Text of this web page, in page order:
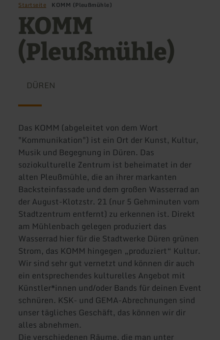
Startseite KOMM (Pleußmühle)
KOMM
(Pleußmühle)
DÜREN
Das KOMM (abgeleitet von dem Wort
"Kommunikation") ist ein Ort der Kunst, Kultur,
Musik und Begegnung in Düren. Das
soziokulturelle Zentrum ist beheimatet in der
alten Pleußmühle, die an ihrer markanten
Backsteinfassade und dem großen Wasserrad an
der August-Klotzstr. 21 (nur 5 Gehminuten vom
Stadtzentrum entfernt) zu erkennen ist. Direkt
am Mühlenbach gelegen produziert das
Wasserrad hier für die Stadtwerke Düren grünen
Strom, das KOMM hingegen „produziert“ Kultur.
Wir sind sehr gut vernetzt und können dir auch
ein entsprechendes kulturelles Angebot mit
Künstler*innen und/oder Bands für deinen Event
schnüren. KSK- und GEMA-Abrechnungen sind
unser tägliches Geschäft, das können wir dir
alles abnehmen.
Die verschiedenen Räume, die man unter